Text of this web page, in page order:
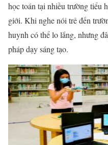
học toán tại nhiều trường tiểu
giới. Khi nghe nói trẻ đến
huynh có thể lo lắng, nhưng
pháp dạy sáng tạo.